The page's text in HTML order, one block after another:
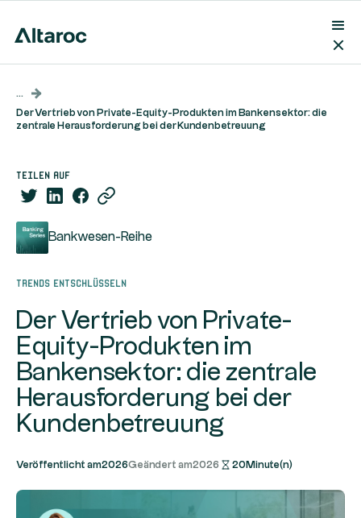
...
Der Vertrieb von Private-Equity-Produkten im Bankensektor: die
zentrale Herausforderung bei der Kundenbetreuung
teilen auf
Bankwesen-Reihe
Trends entschlüsseln
Der Vertrieb von Private-
Equity-Produkten im
Bankensektor: die zentrale
Herausforderung bei der
Kundenbetreuung
Veröffentlicht am2026Geändert am2026 20Minute(n)